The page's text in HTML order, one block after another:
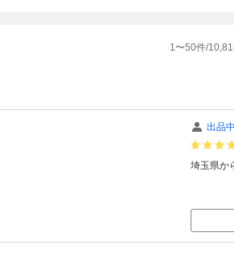
1〜50件/
出品
埼玉県か